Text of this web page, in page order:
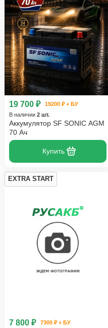
19 700 ₽
19200 ₽ + БУ
В наличии 2 шт.
Аккумулятор SF SONIC AGM
70 Ач
Купить
EXTRA START
7 800 ₽
7300 ₽ + БУ